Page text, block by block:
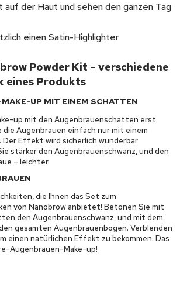
der Haut und sehen den ganzen Tag
einen Satin-Highlighter
Powder Kit – verschiedene
eines Produkts
UP MIT EINEM SCHATTEN
up mit den Augenbrauenschatten erst
die Augenbrauen einfach nur mit einem
Der Effekt wird sicherlich wunderbar
stärker den Augenbrauenschwanz, und den
– leichter.
die Ihnen das Set zum
von Nanobrow anbietet! Betonen Sie mit
den Augenbrauenschwanz, und mit dem
gesamten Augenbrauenbogen. Verblenden
einen natürlichen Effekt zu bekommen. Das
Augenbrauen-Make-up!